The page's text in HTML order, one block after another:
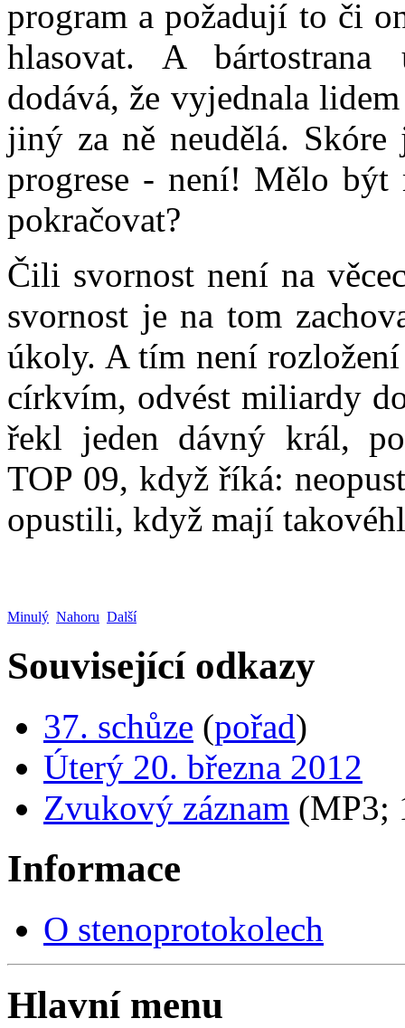
program a požadují to či
hlasovat. A bártostrana
dodává, že vyjednala
jiný za ně neudělá.
progrese - není! Mělo
pokračovat?
Čili svornost není na
svornost je na tom
úkoly. A tím není
církvím, odvést miliardy
řekl jeden dávný král,
TOP 09, když říká:
opustili, když mají
Minulý Nahoru Další
Související odkazy
37. schůze (pořad)
Úterý 20. března 2012
Zvukový záznam (MP3;
Informace
O stenoprotokolech
Hlavní menu